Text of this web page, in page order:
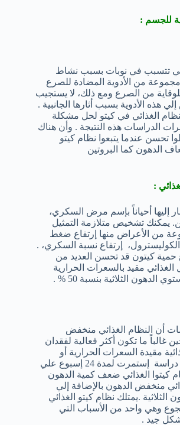
للجسم :
تتسبب في نوبات بسبب نشاط
من الأدوية المضادة للصرع
من الصرع ومع ذلك، لا يستجيب
هذه الأدوية بسبب أثارها الجانبية .
الغذائي في كيتو لحل مشكلة
الدراسات هذه النتيجة . وأن هناك
تحسن عندما يتبعوا نظام كيتو
لأنه يوفر 4 أضعاف الدهون كما البروتين
:
إليها أحياناً بإسم مرض السكري،
يمكنك تشخيص متلازمة التمثيل
من الأعراض منها إرتفاع ضغط
إرتفاع نسبة السكري، .
حمية كيتون قد تحسن العديد من
الغذائي مقيد بالسعرات الحرارية
أن النظام الغذائي منخفض
غالباً ما تكون أكثر فعالية لفقدان
مقيدة السعرات الحرارية أو
منخفض الدهون . ففي دراسة إستمرت لمدة 24 إسبوع علي
كيتوا الغذائي ضعف كمية الدهون
منخفض الدهون بالإضافة إلي
.يمتلك نظام كيتو الغذائي
وهي واحد من الأسباب التي
جيد .